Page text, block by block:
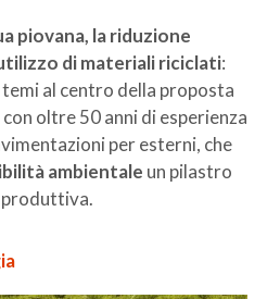
piovana, la riduzione
di materiali riciclati:
al centro della proposta
con oltre 50 anni di esperienza
per esterni, che
ambientale un pilastro